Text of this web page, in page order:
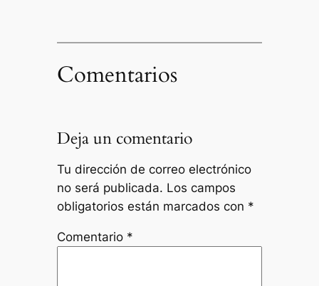
Comentarios
Deja un comentario
Tu dirección de correo electrónico
no será publicada. Los campos
obligatorios están marcados con *
Comentario *